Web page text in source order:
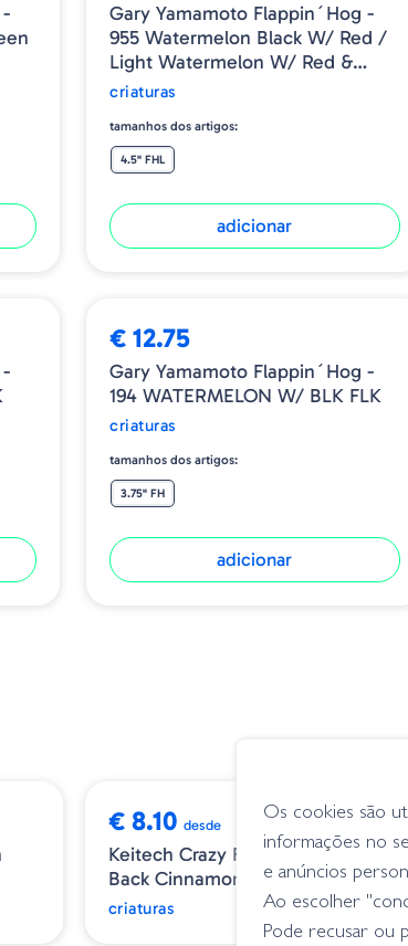
Gary Yamamoto Flappin´Hog -
955 Watermelon Black W/ Red /
Light Watermelon W/ Red &
Black Laminate
criaturas
tamanhos dos artigos:
4.5" FHL
adicionar
€ 12.75
Gary Yamamoto Flappin´Hog -
194 WATERMELON W/ BLK FLK
criaturas
tamanhos dos artigos:
3.75" FH
adicionar
€ 8.10 desde
Keitech Crazy Flapper - 434 Blue
Back Cinnamon
criaturas
Os cookies são
informações no
e anúncios
Ao escolher
Pode recusar ou